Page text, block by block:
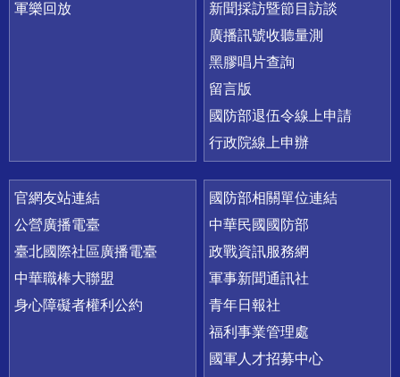
軍樂回放
新聞採訪暨節目訪談
廣播訊號收聽量測
黑膠唱片查詢
留言版
國防部退伍令線上申請
行政院線上申辦
官網友站連結
公營廣播電臺
臺北國際社區廣播電臺
中華職棒大聯盟
身心障礙者權利公約
國防部相關單位連結
中華民國國防部
政戰資訊服務網
軍事新聞通訊社
青年日報社
福利事業管理處
國軍人才招募中心